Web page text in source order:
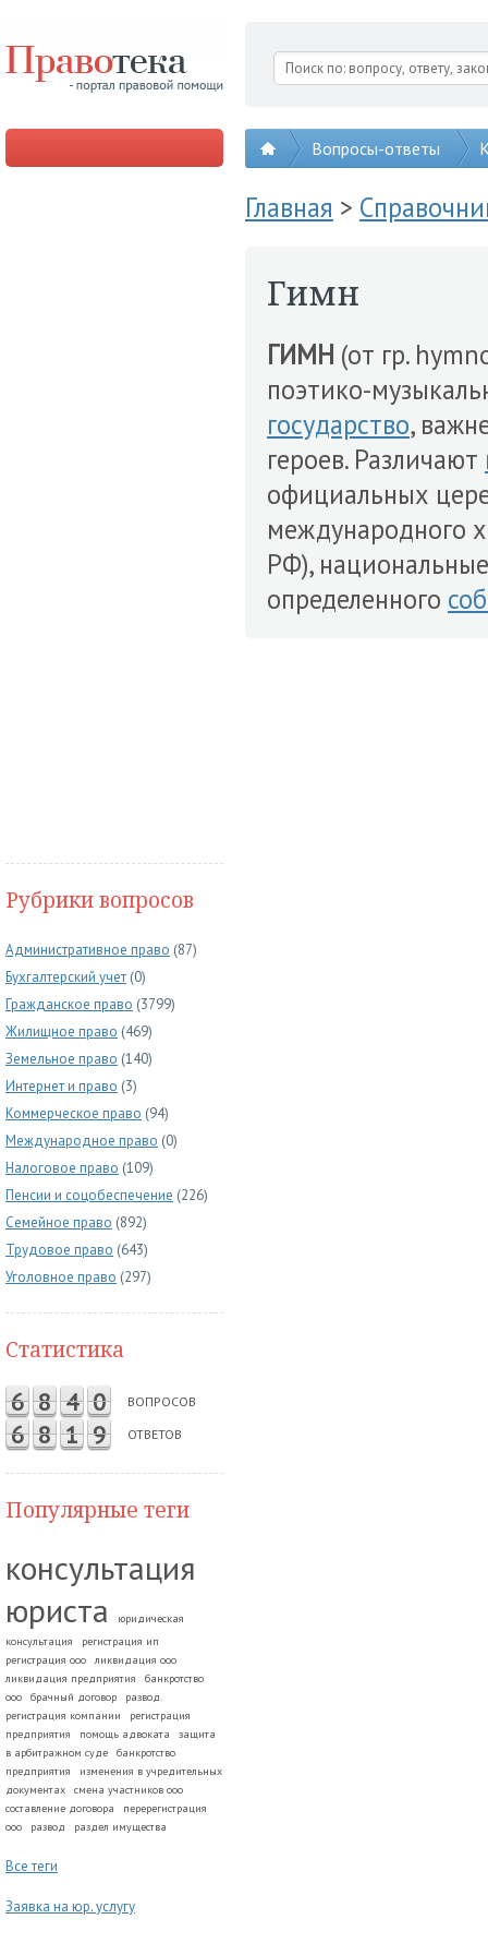
Вопросы-ответы
Рубрики вопросов
Административное право (87)
Бухгалтерский учет (0)
Гражданское право (3799)
Жилищное право (469)
Земельное право (140)
Интернет и право (3)
Коммерческое право (94)
Международное право (0)
Налоговое право (109)
Пенсии и соцобеспечение (226)
Семейное право (892)
Трудовое право (643)
Уголовное право (297)
Статистика
6 8 4 0 ВОПРОСОВ
6 8 1 9 ОТВЕТОВ
Популярные теги
консультация
юриста
юридическая
консультация
регистрация ип
регистрация ооо
ликвидация ооо
ликвидация предприятия
банкротство
ооо
брачный договор
развод.
регистрация компании
регистрация
предприятия
помощь адвоката
защита
в арбитражном суде
банкротство
предприятия
изменения в учредительных
документах
смена участников ооо
составление договора
перерегистрация
ооо
развод раздел имущества
Все теги
Заявка на юр. услугу
Главная >
Гимн
ГИМН (от гр.
поэтико-
государство,
героев. Различают
официальных
международного
РФ),
определенного